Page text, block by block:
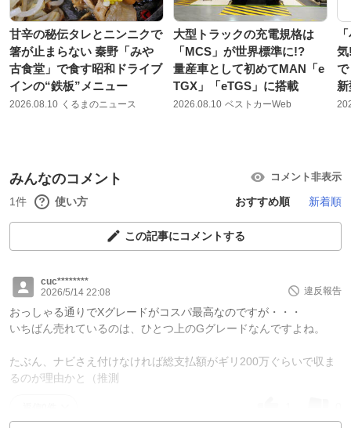
甘辛の秘伝タレとニンニクで
箸が止まらない 秦野「みや
古食堂」で食す昭和ドライブ
インの“鉄板”メニュー
2026.08.10 くるまのニュース
大型トラックの充電規格は
「MCS」が世界標準に!?
量産車として初めてMAN「e
TGX」「eTGS」に搭載
2026.08.10 ベストカーWeb
で
みんなのコメント コメント非表示
1件 使い方 おすすめ順 新着順
この記事にコメントする
cuc********
2026/5/14 22:08
違反報告
おっしゃる通りでXグレードがコスパ最高なのですが・・・
いちばん売れているのは、ひとつ上のGグレードなんですよね。
たぶん、ナビさえ付けなければ総支払額がギリ200万ぐらいで収ま
るのが理由かと（推測